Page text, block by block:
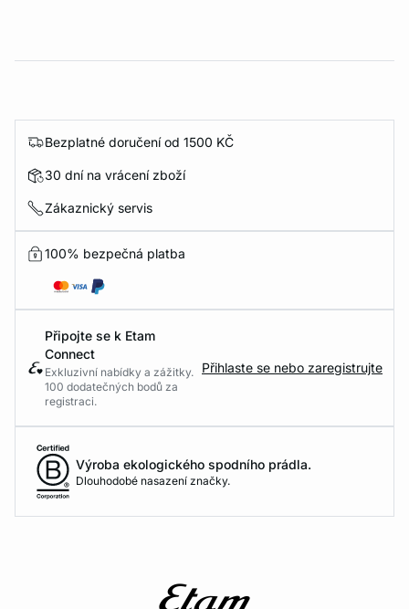
Bezplatné doručení od 1500 KČ
30 dní na vrácení zboží
Zákaznický servis
100% bezpečná platba
Připojte se k Etam
Connect
Exkluzivní nabídky a zážitky.
100 dodatečných bodů za
registraci.
Přihlaste se nebo zaregistrujte
Výroba ekologického spodního prádla.
Dlouhodobé nasazení značky.